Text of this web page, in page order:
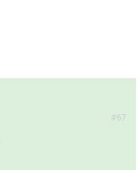
#67